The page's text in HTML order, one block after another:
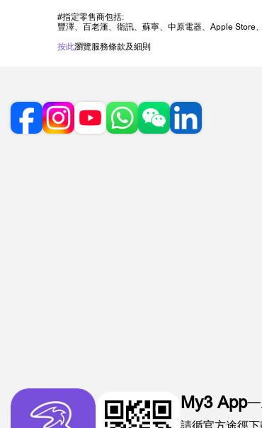
#指定零售商包括:
豐澤、百老滙、衛訊、蘇寧、中原電器、Apple
按此瀏覽服務條款及細則
My3 App